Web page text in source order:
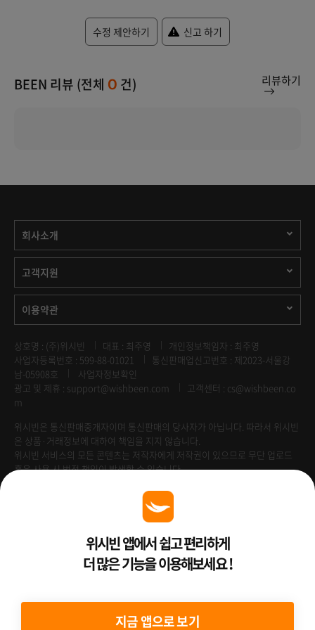
수정 제안하기 신고 하기
BEEN 리뷰 (전체 0 건) 리뷰하기
회사소개
고객지원
이용약관
상호명 : (주)위시빈 대표 : 최주영
개인정보책임자 : 최주영
사업자등록번호 : 599-88-01021
통신판매업신고번호 : 제2023-서울강
남-05908호
사업자정보확인
광고 및 제휴 : support@wishbeen.com
고객센터 : cs@wishbeen.co
m
위시빈은 통신판매중개자이며 통신판매의 당사자가 아닙니다. 따라서 위시빈
은 상품·거래정보에 대하여 책임을 지지 않습니다.
위시빈 서비스의 모든 콘텐츠는 저작자에게 저작권이 있으므로 무단 업로드
혹은 사용 시 법적 책임이 발생할 수 있습니다.
Venture Enterprise위시빈 앱에서 쉽고 편리하게
더 많은 기능을 이용해보세요 !
지금 앱으로 보기